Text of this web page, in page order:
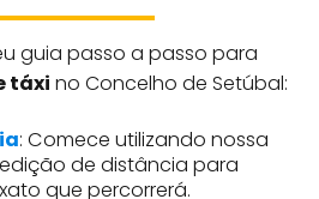
guia passo a passo para
táxi no Concelho de Setúbal:
: Comece utilizando nossa
de distância para
que percorrerá.